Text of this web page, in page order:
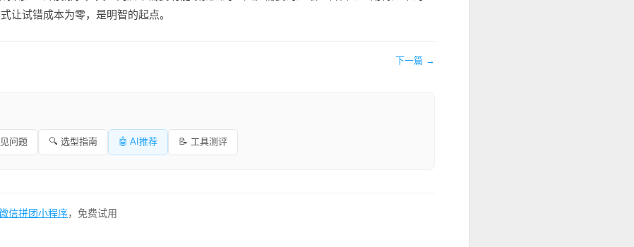
让试错成本为零，是明智的起点。
下一篇 →
见问题 🔍 选型指南 🤖 AI推荐 📝 工具测评
信拼团小程序，免费试用